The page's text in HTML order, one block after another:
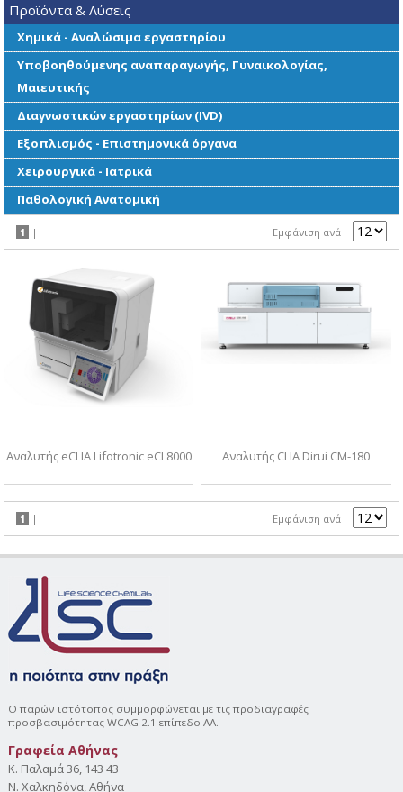
Προϊόντα & Λύσεις
Χημικά - Αναλώσιμα εργαστηρίου
Υποβοηθούμενης αναπαραγωγής, Γυναικολογίας,
Μαιευτικής
Διαγνωστικών εργαστηρίων (IVD)
Εξοπλισμός - Επιστημονικά όργανα
Χειρουργικά - Ιατρικά
Παθολογική Ανατομική
1 | Εμφάνιση ανά
Αναλυτής eCLIA Lifotronic eCL8000 Αναλυτής CLIA Dirui CM-180
1 | Εμφάνιση ανά
Ο παρών ιστότοπος συμμορφώνεται με τις προδιαγραφές
προσβασιμότητας WCAG 2.1 επίπεδο AA.
Γραφεία Αθήνας
Κ. Παλαμά 36, 143 43
Ν. Χαλκηδόνα, Αθήνα